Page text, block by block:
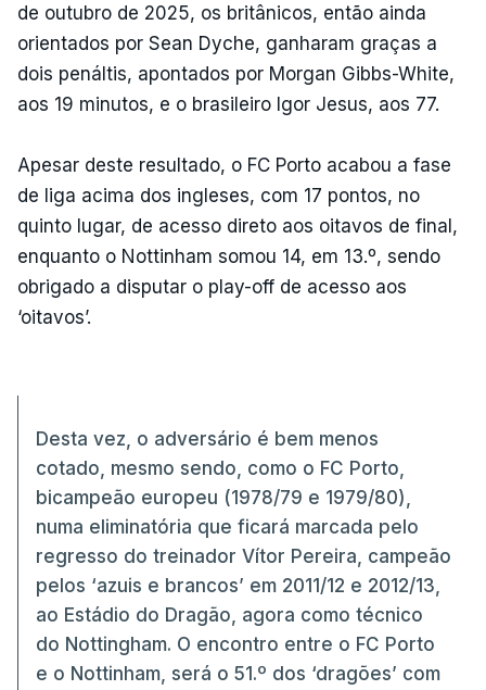
de outubro de 2025, os britânicos, então ainda
orientados por Sean Dyche, ganharam graças a
dois penáltis, apontados por Morgan Gibbs-White,
aos 19 minutos, e o brasileiro Igor Jesus, aos 77.
Apesar deste resultado, o FC Porto acabou a fase
de liga acima dos ingleses, com 17 pontos, no
quinto lugar, de acesso direto aos oitavos de final,
enquanto o Nottinham somou 14, em 13.º, sendo
obrigado a disputar o play-off de acesso aos
‘oitavos’.
Desta vez, o adversário é bem menos
cotado, mesmo sendo, como o FC Porto,
bicampeão europeu (1978/79 e 1979/80),
numa eliminatória que ficará marcada pelo
regresso do treinador Vítor Pereira, campeão
pelos ‘azuis e brancos’ em 2011/12 e 2012/13,
ao Estádio do Dragão, agora como técnico
do Nottingham. O encontro entre o FC Porto
e o Nottinham, será o 51.º dos ‘dragões’ com